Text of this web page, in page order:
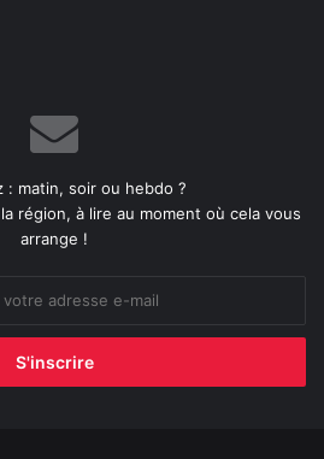
: matin, soir ou hebdo ?
région, à lire au moment où cela vous
arrange !